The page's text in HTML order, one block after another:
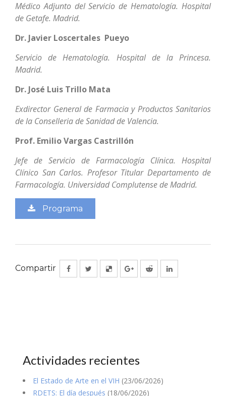
Médico Adjunto del Servicio de Hematología. Hospital
de Getafe. Madrid.
Dr. Javier Loscertales Pueyo
Servicio de Hematología. Hospital de la Princesa.
Madrid.
Dr. José Luis Trillo Mata
Exdirector General de Farmacia y Productos Sanitarios
de la Conselleria de Sanidad de Valencia.
Prof. Emilio Vargas Castrillón
Jefe de Servicio de Farmacología Clínica. Hospital
Clínico San Carlos. Profesor Titular Departamento de
Farmacología. Universidad Complutense de Madrid.
Programa
Compartir
Actividades recientes
El Estado de Arte en el VIH (23/06/2026)
RDETS: El día después (18/06/2026)